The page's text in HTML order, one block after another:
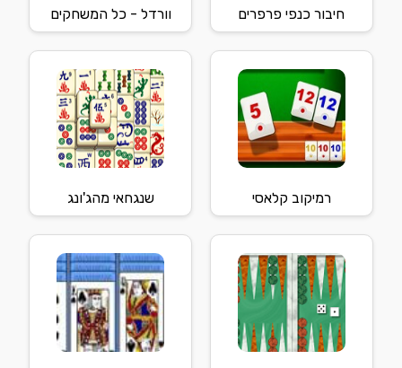
חיבור כנפי פרפרים וורדל - כל המשחקים
רמיקוב קלאסי שנגחאי מהג'ונג